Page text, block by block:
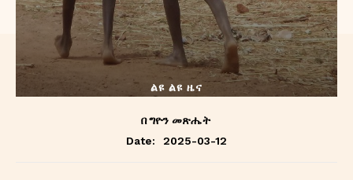
ልዩ ልዩ ዜና
በ ግዮን መጽሔት
Date:
2025-03-12